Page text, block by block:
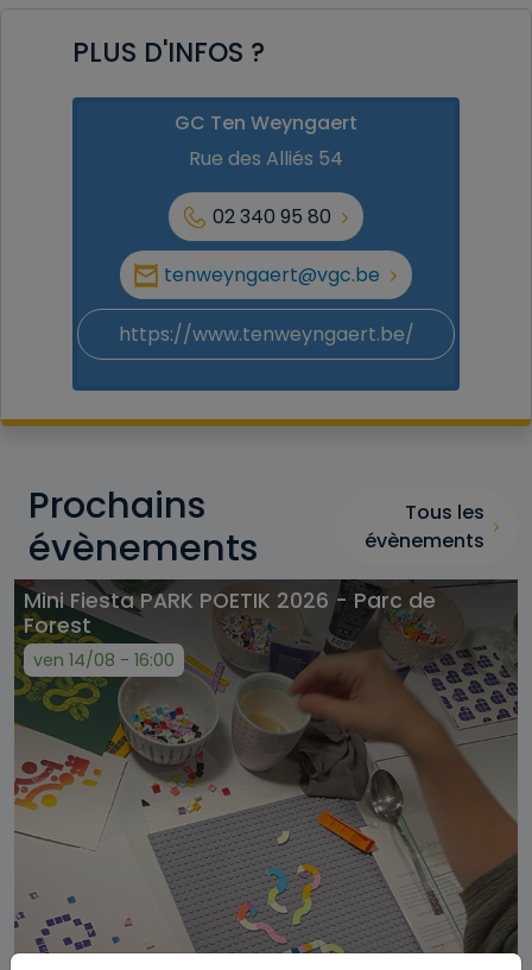
PLUS D'INFOS ?
GC Ten Weyngaert
Rue des Alliés 54
02 340 95 80
tenweyngaert@vgc.be
https://www.tenweyngaert.be/
Prochains
évènements
Tous les
évènements
Mini Fiesta PARK POETIK 2026 - Parc de
Forest
ven 14/08 - 16:00